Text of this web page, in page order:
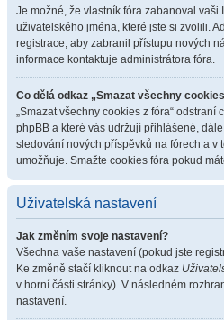
Je možné, že vlastník fóra zabanoval
uživatelského jména, které jste si zvolili.
registrace, aby zabranil přístupu nových
informace kontaktuje administrátora fóra.
Co dělá odkaz „Smazat všechny
„Smazat všechny cookies z fóra“ odstraní
phpBB a které vás udržují přihlášené,
sledování nových příspěvků na fórech a v
umožňuje. Smažte cookies fóra pokud
Uživatelská nastavení
Jak změním svoje nastavení?
Všechna vaše nastavení (pokud jste
Ke změně stačí kliknout na odkaz
v horní části stránky). V následném
nastavení.